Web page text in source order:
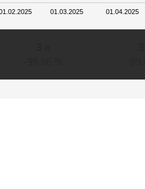
01.03.2025 01.04.2025